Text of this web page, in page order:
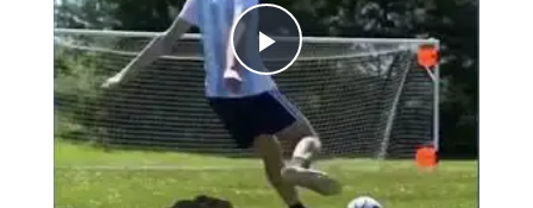
Play
Video